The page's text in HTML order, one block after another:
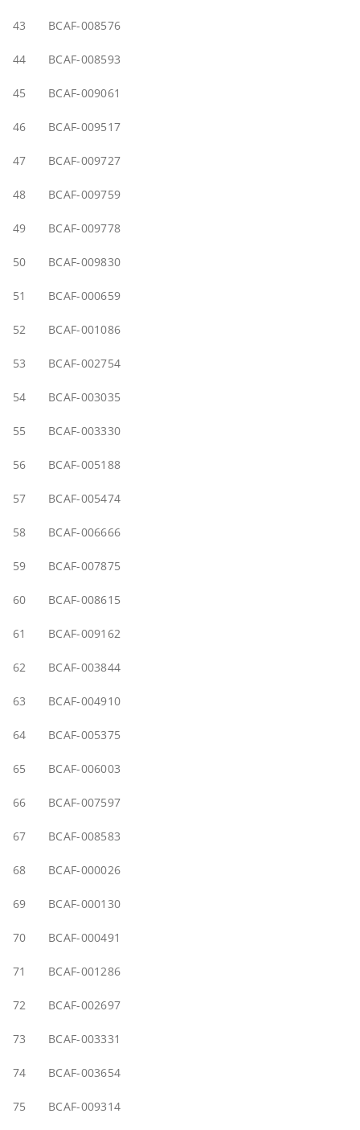
43 BCAF-008576
44 BCAF-008593
45 BCAF-009061
46 BCAF-009517
47 BCAF-009727
48 BCAF-009759
49 BCAF-009778
50 BCAF-009830
51 BCAF-000659
52 BCAF-001086
53 BCAF-002754
54 BCAF-003035
55 BCAF-003330
56 BCAF-005188
57 BCAF-005474
58 BCAF-006666
59 BCAF-007875
60 BCAF-008615
61 BCAF-009162
62 BCAF-003844
63 BCAF-004910
64 BCAF-005375
65 BCAF-006003
66 BCAF-007597
67 BCAF-008583
68 BCAF-000026
69 BCAF-000130
70 BCAF-000491
71 BCAF-001286
72 BCAF-002697
73 BCAF-003331
74 BCAF-003654
75 BCAF-009314